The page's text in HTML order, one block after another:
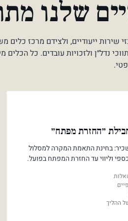
שלנו
שירות ייעודיים, ולצידם מרכז כלים
נדל״ן ולזכויות עובדים. כל הכלים
״החזרת מפתח״
בחינת התאמת המקרה למסלול
וליווי עד החזרת המפתח בפועל.
ההליך